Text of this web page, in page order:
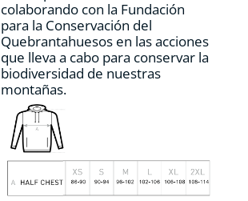
colaborando con la Fundación
para la Conservación del
Quebrantahuesos en las acciones
que lleva a cabo para conservar la
biodiversidad de nuestras
montañas.